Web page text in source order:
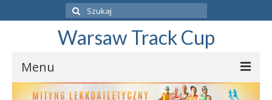
Szuklaj
w:
Warsaw Track Cup
Menu